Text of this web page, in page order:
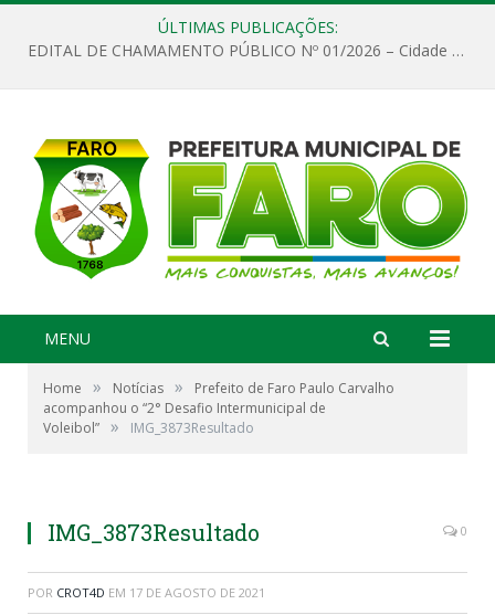
ÚLTIMAS PUBLICAÇÕES:
EDITAL DE CHAMAMENTO PÚBLICO Nº 01/2026 – Cidade de Faro
MENU
Home » Notícias »
Prefeito de Faro Paulo Carvalho
acompanhou o “2° Desafio Intermunicipal de
Voleibol” » IMG_3873Resultado
IMG_3873Resultado 0
POR CROT4D EM 17 DE AGOSTO DE 2021